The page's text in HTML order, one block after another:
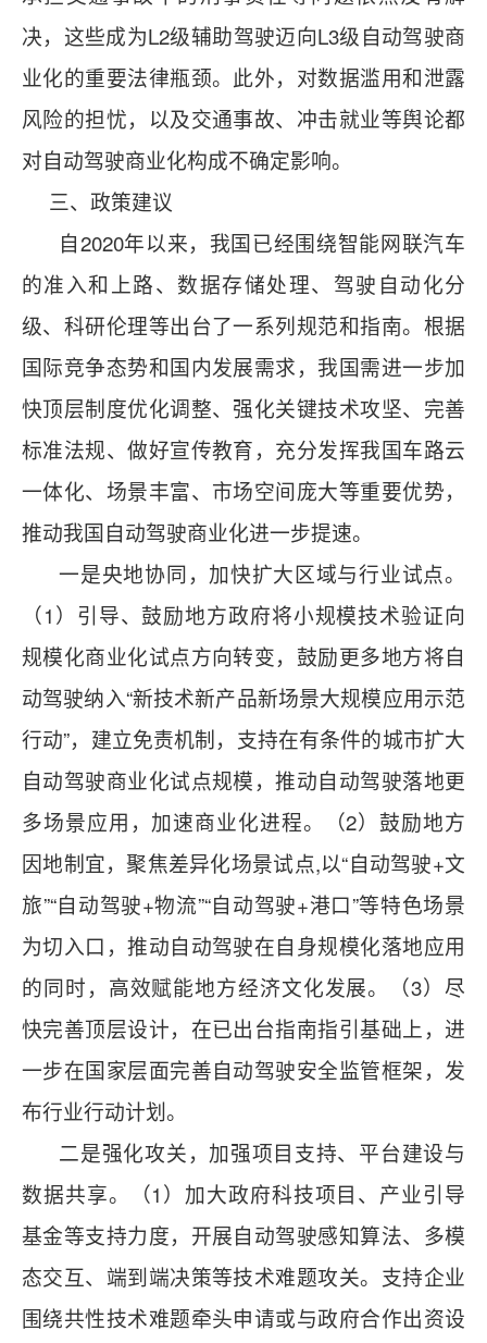
决，这些成为L2级辅助驾驶迈向L3级自动驾驶商
业化的重要法律瓶颈。此外，对数据滥用和泄露
风险的担忧，以及交通事故、冲击就业等舆论都
对自动驾驶商业化构成不确定影响。
三、政策建议
自2020年以来，我国已经围绕智能网联汽车
的准入和上路、数据存储处理、驾驶自动化分
级、科研伦理等出台了一系列规范和指南。根据
国际竞争态势和国内发展需求，我国需进一步加
快顶层制度优化调整、强化关键技术攻坚、完善
标准法规、做好宣传教育，充分发挥我国车路云
一体化、场景丰富、市场空间庞大等重要优势，
推动我国自动驾驶商业化进一步提速。
一是央地协同，加快扩大区域与行业试点。
（1）引导、鼓励地方政府将小规模技术验证向
规模化商业化试点方向转变，鼓励更多地方将自
动驾驶纳入“新技术新产品新场景大规模应用示范
行动”，建立免责机制，支持在有条件的城市扩大
自动驾驶商业化试点规模，推动自动驾驶落地更
多场景应用，加速商业化进程。（2）鼓励地方
因地制宜，聚焦差异化场景试点,以“自动驾驶+文
旅”“自动驾驶+物流”“自动驾驶+港口”等特色场景
为切入口，推动自动驾驶在自身规模化落地应用
的同时，高效赋能地方经济文化发展。（3）尽
快完善顶层设计，在已出台指南指引基础上，进
一步在国家层面完善自动驾驶安全监管框架，发
布行业行动计划。
二是强化攻关，加强项目支持、平台建设与
数据共享。（1）加大政府科技项目、产业引导
基金等支持力度，开展自动驾驶感知算法、多模
态交互、端到端决策等技术难题攻关。支持企业
围绕共性技术难题牵头申请或与政府合作出资设